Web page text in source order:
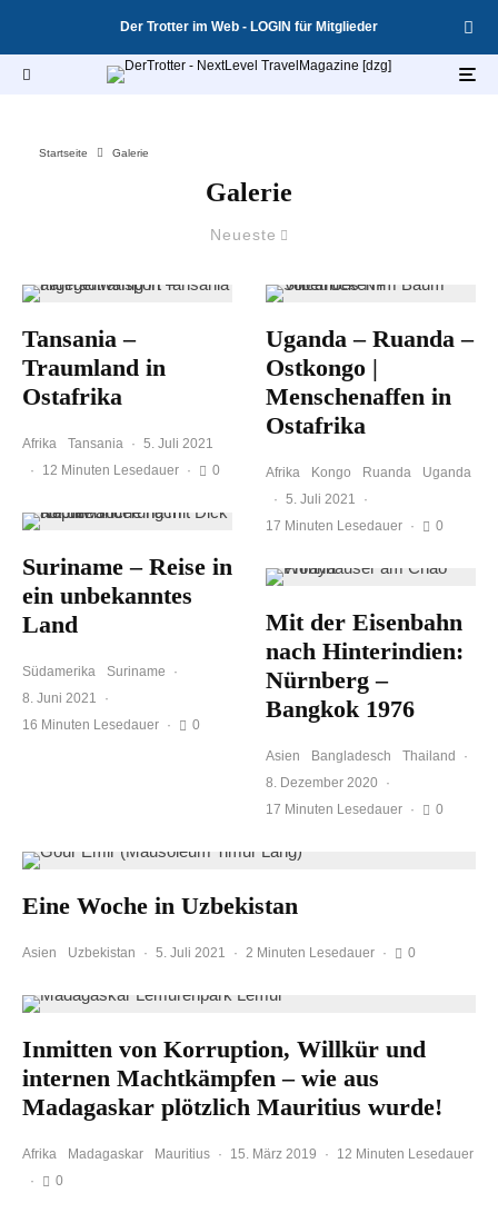
Der Trotter im Web - LOGIN für Mitglieder
Startseite Galerie
Galerie
Neueste
Tansania –
Traumland in
Ostafrika
Afrika Tansania · 5. Juli 2021
·
12 Minuten Lesedauer · 0
Suriname – Reise in
ein unbekanntes
Land
Südamerika Suriname
·
8. Juni 2021
·
16 Minuten Lesedauer · 0
Uganda – Ruanda –
Ostkongo |
Menschenaffen in
Ostafrika
Afrika Kongo Ruanda
Uganda
· 5. Juli 2021
·
17 Minuten Lesedauer · 0
Mit der Eisenbahn
nach Hinterindien:
Nürnberg –
Bangkok 1976
Asien Bangladesch Thailand
·
8. Dezember 2020
·
17 Minuten Lesedauer · 0
Eine Woche in Uzbekistan
Asien Uzbekistan · 5. Juli 2021 · 2 Minuten Lesedauer · 0
Inmitten von Korruption, Willkür und
internen Machtkämpfen – wie aus
Madagaskar plötzlich Mauritius wurde!
Afrika Madagaskar Mauritius · 15. März 2019 ·
12 Minuten Lesedauer
·
0